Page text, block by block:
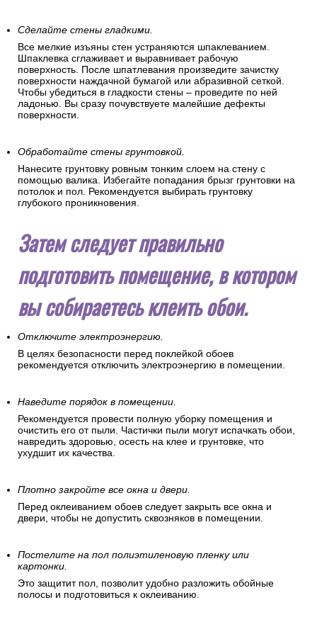
Сделайте стены гладкими.
Все мелкие изъяны стен устраняются шпаклеванием.
Шпаклевка сглаживает и выравнивает рабочую
поверхность. После шпатлевания произведите зачистку
поверхности наждачной бумагой или абразивной сеткой.
Чтобы убедиться в гладкости стены – проведите по ней
ладонью. Вы сразу почувствуете малейшие дефекты
поверхности.
Обработайте стены грунтовкой.
Нанесите грунтовку ровным тонким слоем на стену с
помощью валика. Избегайте попадания брызг грунтовки на
потолок и пол. Рекомендуется выбирать грунтовку
глубокого проникновения.
Затем следует правильно
подготовить помещение, в котором
вы собираетесь клеить обои.
Отключите электроэнергию.
В целях безопасности перед поклейкой обоев
рекомендуется отключить электроэнергию в помещении.
Наведите порядок в помещении.
Рекомендуется провести полную уборку помещения и
очистить его от пыли. Частички пыли могут испачкать обои,
навредить здоровью, осесть на клее и грунтовке, что
ухудшит их качества.
Плотно закройте все окна и двери.
Перед оклеиванием обоев следует закрыть все окна и
двери, чтобы не допустить сквозняков в помещении.
Постелите на пол полиэтиленовую пленку или
картонки.
Это защитит пол, позволит удобно разложить обойные
полосы и подготовиться к оклеиванию.